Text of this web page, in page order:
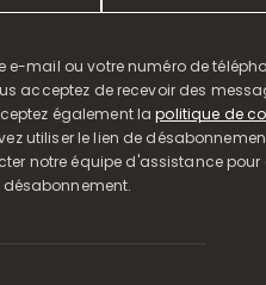
e-mail ou votre numéro de
acceptez de recevoir des
également lapolitique de
utiliser le lien de
notre équipe d'assistance pour